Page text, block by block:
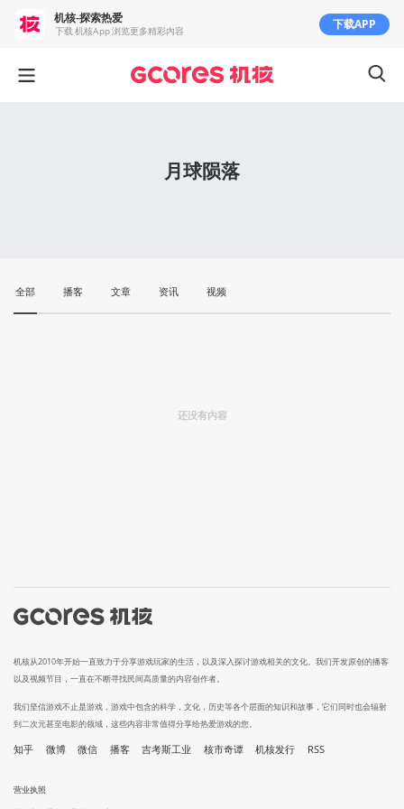
月球陨落
全部 播客 文章 资讯 视频
还没有内容
机核从2010年开始一直致力于分享游戏玩家的生活，以及深入探讨游戏相关的文化。我们开发原创的播客
以及视频节目，一直在不断寻找民间高质量的内容创作者。
我们坚信游戏不止是游戏，游戏中包含的科学，文化，历史等各个层面的知识和故事，它们同时也会辐射
到二次元甚至电影的领域，这些内容非常值得分享给热爱游戏的您。
知乎 微博 微信 播客 吉考斯工业 核市奇谭 机核发行 RSS
营业执照
机核-探索热爱
下载 机核App 浏览更多精彩内容 下载APP